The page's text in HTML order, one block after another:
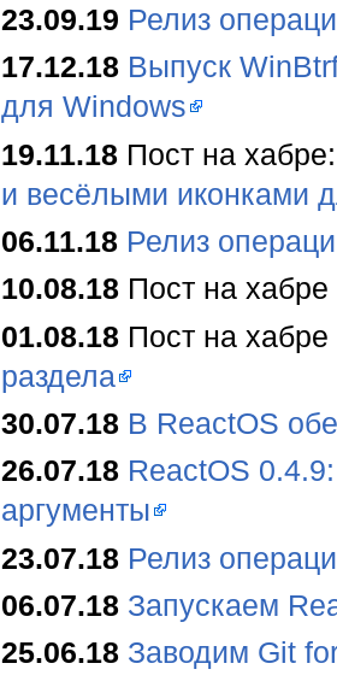
23.09.19 Релиз
17.12.18 Выпуск
для Windows
19.11.18Пост на
и весёлыми иконками
06.11.18 Релиз
10.08.18Пост на хабре
01.08.18Пост на хабре
раздела
30.07.18 В ReactOS
26.07.18 ReactOS
аргументы
23.07.18 Релиз
06.07.18 Запускаем
25.06.18 Заводим Git